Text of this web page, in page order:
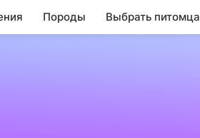
Породы Выбрать питомца